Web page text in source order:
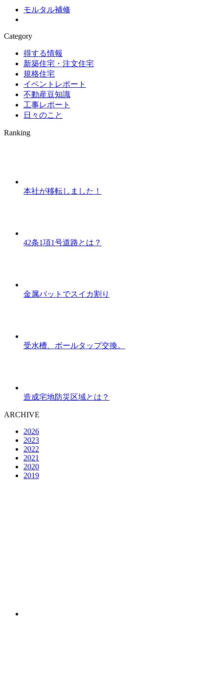
モルタル補修
Category
得する情報
新築住宅・注文住宅
規格住宅
イベントレポート
不動産豆知識
工事レポート
日々のこと
Ranking
本社が移転しました！
42条1項1号道路とは？
金属バットでスイカ割り
受水槽、ボールタップ交換。
造成宅地防災区域とは？
ARCHIVE
2026
2023
2022
2021
2020
2019